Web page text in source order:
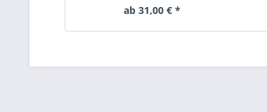
ab 31,00 € *